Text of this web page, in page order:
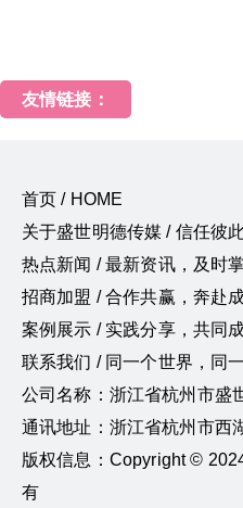
友情链接：
首页 / HOME
关于盛世明德传媒 / 信任彼
热点新闻 / 最新资讯，及时
招商加盟 / 合作共赢，奔赴
案例展示 / 实践分享，共同
联系我们 / 同一个世界，同
公司名称：浙江省杭州市盛
通讯地址：浙江省杭州市西
版权信息：Copyright ©
有